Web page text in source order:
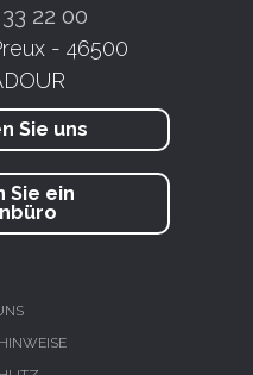
22 00
- 46500
Sie uns
Sie ein